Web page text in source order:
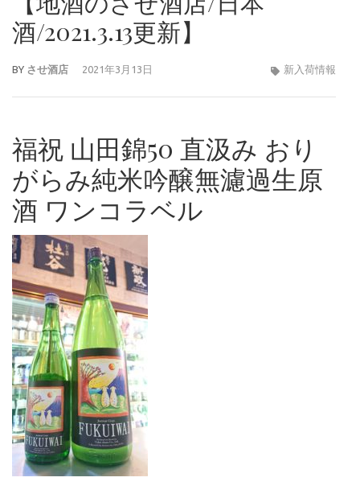
酒/2021.3.13更新】
BY させ酒店 2021年3月13日 新入荷情報
福祝 山田錦50 直汲み おり
がらみ純米吟醸無濾過生原
酒 ワンコラベル